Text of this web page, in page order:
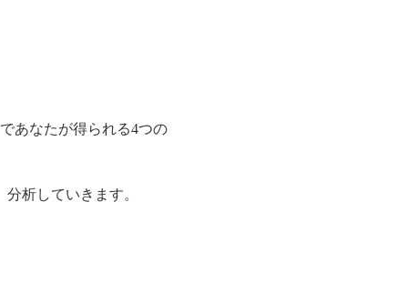
あなたが得られる4つの
析していきます。